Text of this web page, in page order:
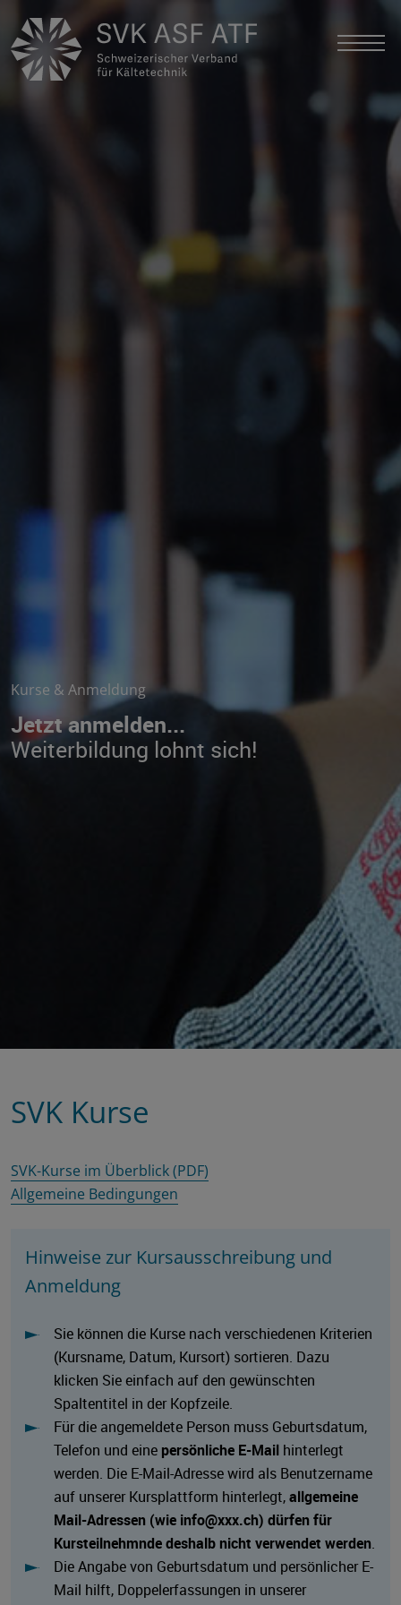
Kurse & Anmeldung
Jetzt anmelden...
Weiterbildung lohnt sich!
SVK Kurse
SVK-Kurse im Überblick (PDF)
Allgemeine Bedingungen
Hinweise zur Kursausschreibung und
Anmeldung
Sie können die Kurse nach verschiedenen Kriterien
(Kursname, Datum, Kursort) sortieren. Dazu
klicken Sie einfach auf den gewünschten
Spaltentitel in der Kopfzeile.
Für die angemeldete Person muss Geburtsdatum,
Telefon und eine persönliche E-Mail hinterlegt
werden. Die E-Mail-Adresse wird als Benutzername
auf unserer Kursplattform hinterlegt,allgemeine
Mail-Adressen (wie info@xxx.ch) dürfen für
Kursteilnehmnde deshalb nicht verwendet werden.
Die Angabe von Geburtsdatum und persönlicher E-
Mail hilft, Doppelerfassungen in unserer